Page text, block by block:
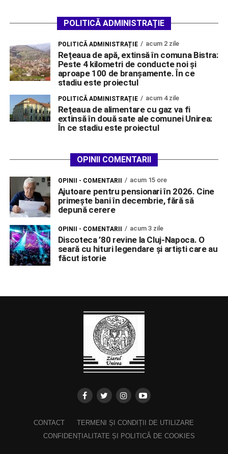
POLITICĂ ADMINISTRAȚIE
POLITICĂ ADMINISTRAȚIE acum 2 zile
Rețeaua de apă, extinsă în comuna Bistra:
Peste 4 kilometri de conducte noi și
aproape 100 de branșamente. În ce
stadiu este proiectul
POLITICĂ ADMINISTRAȚIE acum 4 zile
Rețeaua de alimentare cu gaz va fi
extinsă în două sate ale comunei Unirea:
În ce stadiu este proiectul
OPINII COMENTARII
OPINII - COMENTARII acum 15 ore
Ajutoare pentru pensionari în 2026. Cine
primește bani în decembrie, fără să
depună cerere
OPINII - COMENTARII acum 3 zile
Discoteca ’80 revine la Cluj-Napoca. O
seară cu hituri legendare și artiști care au
făcut istorie
CONTACT
TERMENI ȘI CONDIȚII DE UTILIZARE
CONFIDENȚIALITATE ȘI POLITICĂ DE COOKIES